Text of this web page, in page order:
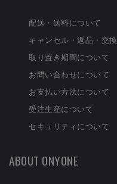
配送・送料について
キャンセル・返品・交換
取り置き期間について
お問い合わせについて
お支払い方法について
受注生産について
セキュリティについて
ABOUT ONYONE